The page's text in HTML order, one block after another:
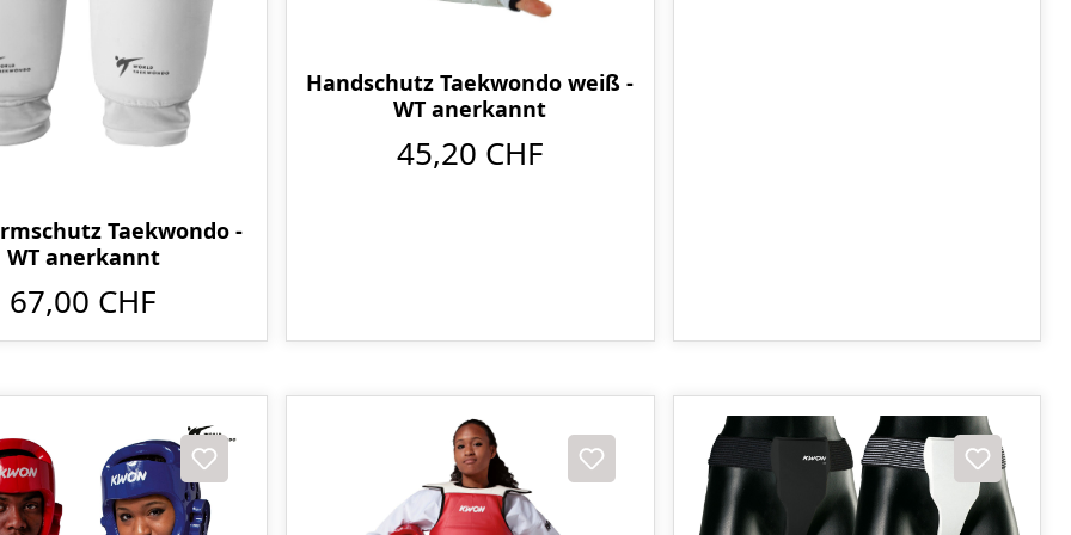
Taekwondo -
WT anerkannt
67,00 CHF
Handschutz Taekwondo weiß -
WT anerkannt
45,20 CHF